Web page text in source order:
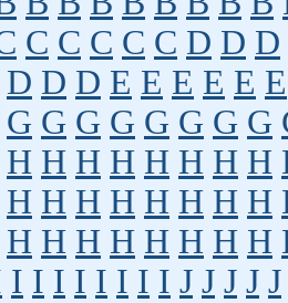
C C C C C D D D
D D D E E E E E E
G G G G G G G G
H H H H H H H H
H H H H H H H H
H H H H H H H H
I I I I I I I I J J J J J